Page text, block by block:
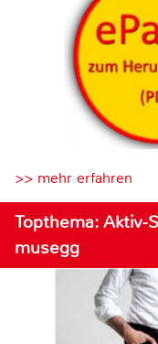
>> mehr erfahren
Topthema: Aktiv-
musegg